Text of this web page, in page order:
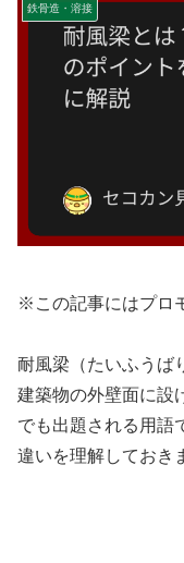
鉄骨造・溶接
※この記事にはプロ
耐風梁（たいふうば
建築物の外壁面に設
でも出題される用語
違いを理解しておき